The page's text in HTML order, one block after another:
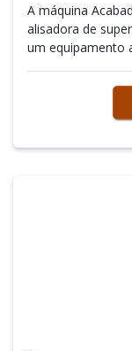
A máquina
alisadora de
um equipamento